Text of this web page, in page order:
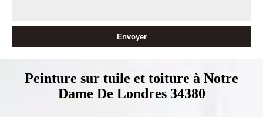
Peinture sur tuile et toiture à Notre
Dame De Londres 34380